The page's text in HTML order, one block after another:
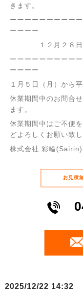
きます。
ーーーーーーーーー
ーーーー
１２月２８日（
ーーーーーーーーー
ーーーー
１月５日（月）から
休業期間中のお問合
ます。
休業期間中はご不便
どよろしくお願い致し
株式会社 彩輪(Sairin)
お⾒積
2025/12/22 14:32